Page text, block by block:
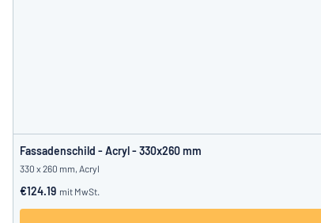
Fassadenschild - Acryl - 330x260 mm
330 x 260 mm, Acryl
€124.19 mit MwSt.